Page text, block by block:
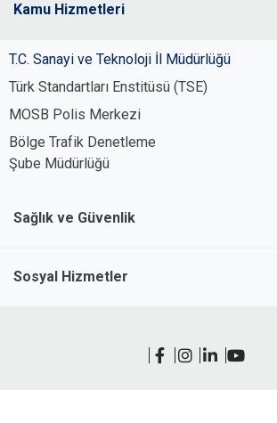
Kamu Hizmetleri
T.C. Sanayi ve Teknoloji İl Müdürlüğü
Türk Standartları Enstitüsü (TSE)
MOSB Polis Merkezi
Bölge Trafik Denetleme
Şube Müdürlüğü
Sağlık ve Güvenlik
Sosyal Hizmetler